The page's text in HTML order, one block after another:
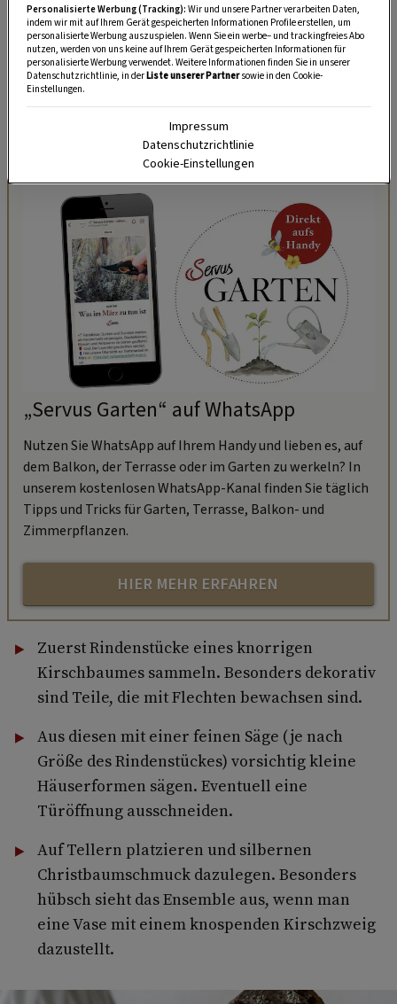
2. Deko-Häuser aus Kirschbaum-Rinde
Bei alten Kirschbäumen lösen sich Teile der
Rinde oft von selbst. Aus diesen lassen sich
Häuschen machen, die vor dem Fenster und auf
dem Tisch schön zur Geltung kommen.
„Servus Garten“ auf WhatsApp
Nutzen Sie WhatsApp auf Ihrem Handy und lieben es, auf
dem Balkon, der Terrasse oder im Garten zu werkeln? In
unserem kostenlosen WhatsApp-Kanal finden Sie täglich
Tipps und Tricks für Garten, Terrasse, Balkon- und
Zimmerpflanzen.
HIER MEHR ERFAHREN
Zuerst Rindenstücke eines knorrigen
Kirschbaumes sammeln. Besonders dekorativ
sind Teile, die mit Flechten bewachsen sind.
Aus diesen mit einer feinen Säge (je nach
Größe des Rindenstückes) vorsichtig kleine
Häuserformen sägen. Eventuell eine
Türöffnung ausschneiden.
Auf Tellern platzieren und silbernen
Christbaumschmuck dazulegen. Besonders
hübsch sieht das Ensemble aus, wenn man
eine Vase mit einem knospenden Kirschzweig
dazustellt.
Personalisierte Werbung (Tracking): Wir und unsere Partner verarbeiten Daten,
indem wir mit auf Ihrem Gerät gespeicherten Informationen Profile erstellen, um
personalisierte Werbung auszuspielen. Wenn Sie ein werbe– und trackingfreies Abo
nutzen, werden von uns keine auf Ihrem Gerät gespeicherten Informationen für
personalisierte Werbung verwendet. Weitere Informationen finden Sie in unserer
Datenschutzrichtlinie, in derListe unserer Partnersowie in den Cookie-
Einstellungen.
Impressum
Datenschutzrichtlinie
Cookie-Einstellungen